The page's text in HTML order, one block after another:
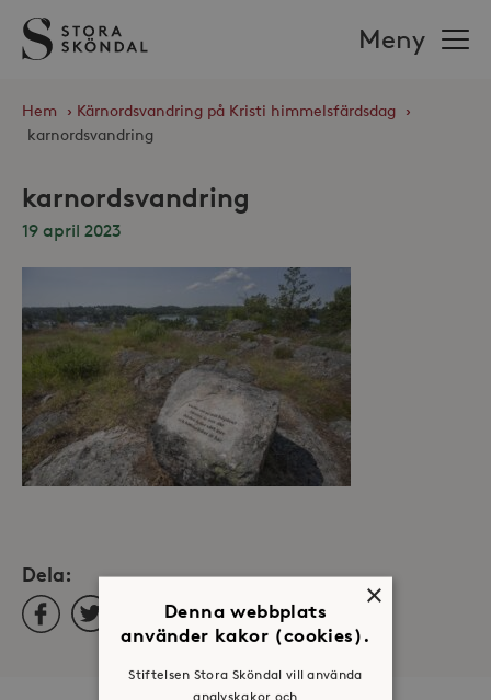
Stora
Sköndal
Meny
Hem › Kärnordsvandring på Kristi himmelsfärdsdag ›
karnordsvandring
karnordsvandring
19 april 2023
Dela:
Facebook
Twitter LinkedIn ×
Denna webbplats
använder kakor (cookies).
Stiftelsen Stora Sköndal vill använda
analyskakor och